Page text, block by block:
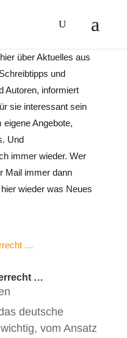
über Aktuelles aus
und
Autoren, informiert
sie interessant sein
Angebote,
Und
immer wieder. Wer
Mail immer dann
wieder was Neues
…
deutsche
vom Ansatz